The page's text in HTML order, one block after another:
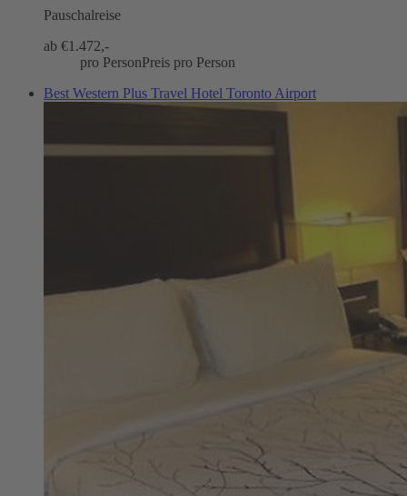
Pauschalreise
ab €1.472,-
pro PersonPreis pro Person
Best Western Plus Travel Hotel Toronto Airport